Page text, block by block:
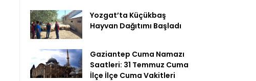
Yozgat’ta Küçükbaş
Hayvan Dağıtımı Başladı
Gaziantep Cuma Namazı
Saatleri: 31 Temmuz Cuma
İlçe İlçe Cuma Vakitleri